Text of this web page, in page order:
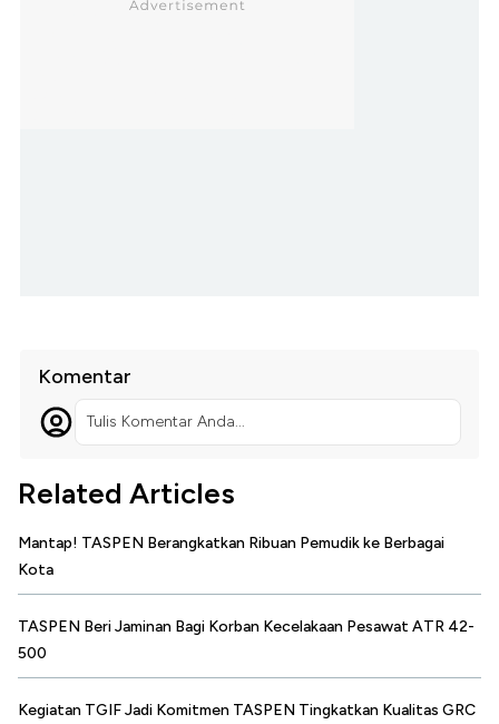
Komentar
Tulis Komentar Anda...
Related Articles
Mantap! TASPEN Berangkatkan Ribuan Pemudik ke Berbagai
Kota
TASPEN Beri Jaminan Bagi Korban Kecelakaan Pesawat ATR 42-
500
Kegiatan TGIF Jadi Komitmen TASPEN Tingkatkan Kualitas GRC